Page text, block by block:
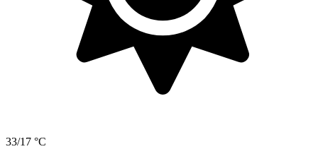
33/17 °C